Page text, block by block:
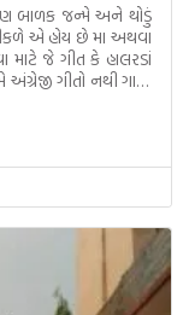
બાળક જન્મે અને થોડું
એ હોય છે મા અથવા
જે ગીત કે હાલરડાં
ગીતો નથી ગાતા.